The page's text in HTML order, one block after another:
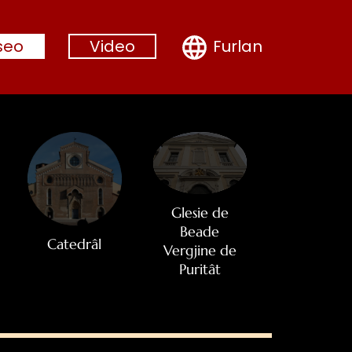
Video
Furlan
Catedrâl
Glesie de
Beade
Vergjine de
Puritât